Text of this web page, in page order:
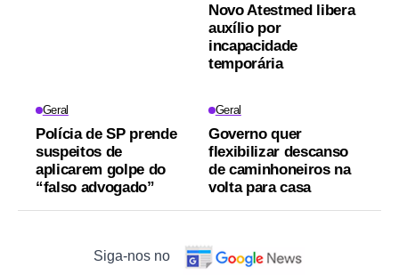
Novo Atestmed libera
auxílio por
incapacidade
temporária
Geral
Polícia de SP prende
suspeitos de
aplicarem golpe do
“falso advogado”
Geral
Governo quer
flexibilizar descanso
de caminhoneiros na
volta para casa
Siga-nos no